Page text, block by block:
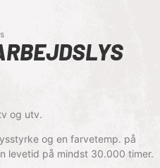
og utv.
og en farvetemp. på
levetid på mindst 30.000 timer.